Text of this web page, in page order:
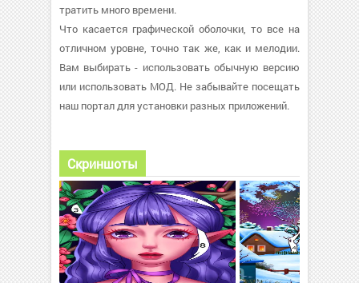
тратить много времени.
Что касается графической оболочки, то все на
отличном уровне, точно так же, как и мелодии.
Вам выбирать - использовать обычную версию
или использовать МОД. Не забывайте посещать
наш портал для установки разных приложений.
Скриншоты